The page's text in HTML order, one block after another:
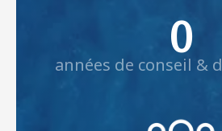
0
années de conseil &